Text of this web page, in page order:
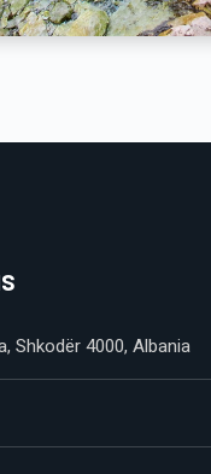
Shkodër 4000, Albania